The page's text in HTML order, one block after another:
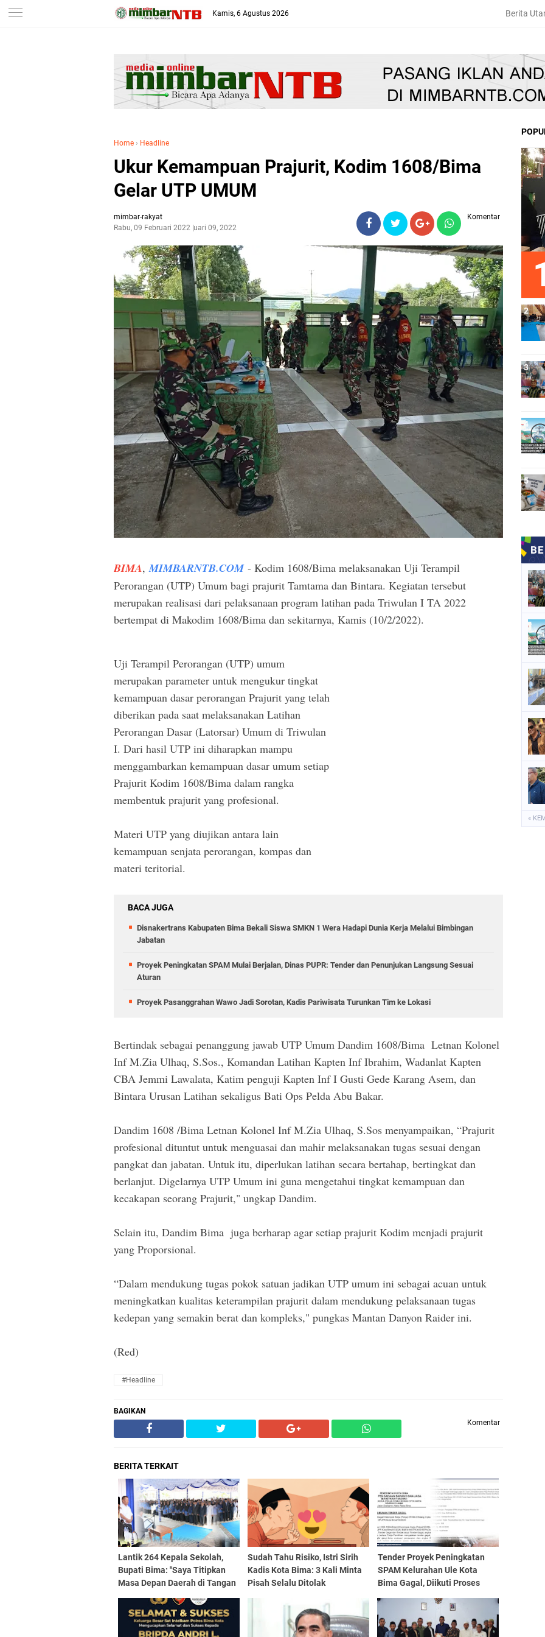
-->
Kamis, 6 Agustus 2026 Berita
Home › Headline
Ukur Kemampuan Prajurit, Kodim 1608/Bima
Gelar UTP UMUM
mimbar-rakyat
Rabu, 09 Februari 2022Februari 09, 2022
Komentar
BIMA,MIMBARNTB.COM- Kodim 1608/Bima melaksanakan Uji Terampil
Perorangan (UTP) Umum bagi prajurit Tamtama dan Bintara. Kegiatan tersebut
merupakan realisasi dari pelaksanaan program latihan pada Triwulan I TA 2022
bertempat di Makodim 1608/Bima dan sekitarnya, Kamis (10/2/2022).
Uji Terampil Perorangan (UTP) umum
merupakan parameter untuk mengukur tingkat
kemampuan dasar perorangan Prajurit yang telah
diberikan pada saat melaksanakan Latihan
Perorangan Dasar (Latorsar) Umum di Triwulan
I. Dari hasil UTP ini diharapkan mampu
menggambarkan kemampuan dasar umum setiap
Prajurit Kodim 1608/Bima dalam rangka
membentuk prajurit yang profesional.
Materi UTP yang diujikan antara lain
kemampuan senjata perorangan, kompas dan
materi teritorial.
BACA JUGA
Disnakertrans Kabupaten Bima Bekali Siswa SMKN 1 Wera Hadapi Dunia Kerja Melalui Bimbingan
Jabatan
Proyek Peningkatan SPAM Mulai Berjalan, Dinas PUPR: Tender dan Penunjukan Langsung Sesuai
Aturan
Proyek Pasanggrahan Wawo Jadi Sorotan, Kadis Pariwisata Turunkan Tim ke Lokasi
Bertindak sebagai penanggung jawab UTP Umum Dandim 1608/Bima Letnan Kolonel
Inf M.Zia Ulhaq, S.Sos., Komandan Latihan Kapten Inf Ibrahim, Wadanlat Kapten
CBA Jemmi Lawalata, Katim penguji Kapten Inf I Gusti Gede Karang Asem, dan
Bintara Urusan Latihan sekaligus Bati Ops Pelda Abu Bakar.
Dandim 1608 /Bima Letnan Kolonel Inf M.Zia Ulhaq, S.Sos menyampaikan, “Prajurit
profesional dituntut untuk menguasai dan mahir melaksanakan tugas sesuai dengan
pangkat dan jabatan. Untuk itu, diperlukan latihan secara bertahap, bertingkat dan
berlanjut. Digelarnya UTP Umum ini guna mengetahui tingkat kemampuan dan
kecakapan seorang Prajurit," ungkap Dandim.
Selain itu, Dandim Bima juga berharap agar setiap prajurit Kodim menjadi prajurit
yang Proporsional.
“Dalam mendukung tugas pokok satuan jadikan UTP umum ini sebagai acuan untuk
meningkatkan kualitas keterampilan prajurit dalam mendukung pelaksanaan tugas
kedepan yang semakin berat dan kompleks," pungkas Mantan Danyon Raider ini.
(Red)
#Headline
BAGIKAN
Komentar
BERITA TERKAIT
Lantik 264 Kepala Sekolah,
Bupati Bima: "Saya Titipkan
Masa Depan Daerah di Tangan
Sudah Tahu Risiko, Istri Sirih
Kadis Kota Bima: 3 Kali Minta
Pisah Selalu Ditolak
Tender Proyek Peningkatan
SPAM Kelurahan Ule Kota
Bima Gagal, Diikuti Proses
«